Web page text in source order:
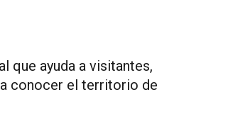
que ayuda a visitantes,
conocer el territorio de